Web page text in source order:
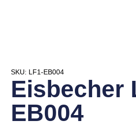
SKU: LF1-EB004
Eisbecher
EB004